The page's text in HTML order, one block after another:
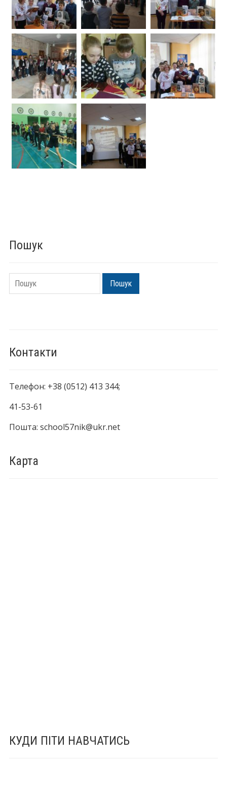
Пошук
Пошук Пошук
Контакти
Телефон: +38 (0512) 413 344;
41-53-61
Пошта: school57nik@ukr.net
Карта
КУДИ ПІТИ НАВЧАТИСЬ